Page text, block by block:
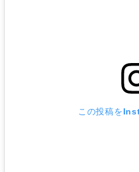
この投稿を